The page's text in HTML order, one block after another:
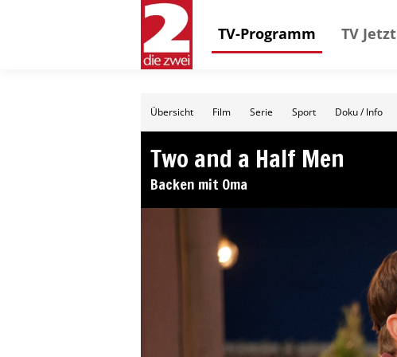
TV-Programm TV Jetzt
Übersicht Film Serie Sport Doku / Info
Two and a Half Men
Backen mit Oma